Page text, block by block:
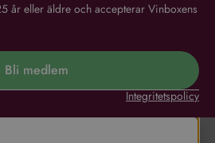
år eller äldre och accepterar Vinboxens
Bli medlem
Integritetspolicy